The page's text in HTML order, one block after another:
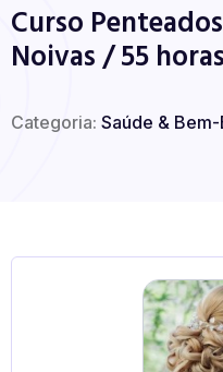
Curso
Noivas / 55 horas
Categoria: Saúde & Bem-